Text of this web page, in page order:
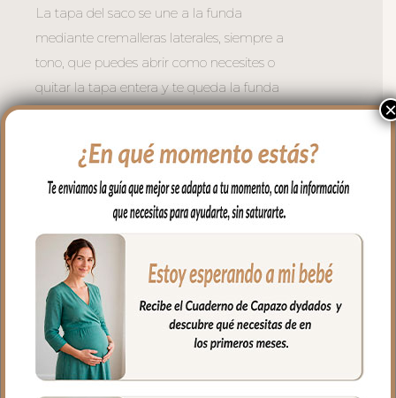
La tapa del saco se une a la funda
mediante cremalleras laterales, siempre a
tono, que puedes abrir como necesites o
quitar la tapa entera y te queda la funda
para usar como colchoneta en los días de
Para el tejido de la funda puedes elegir
en piqué de algodón o en pelo corto liso.
Con un relleno de micro fibra hueca para
mayor confort del bebé y muy buena
transpirabilidad. Por el revés un tejido
rejilla 3D para una mejor ventilación.
Ojales en respaldo y culete para la salida
de arneses. Traseras ajustadas con goma
en la parte superior y en la inferior para
que quede bien sujeta.
×